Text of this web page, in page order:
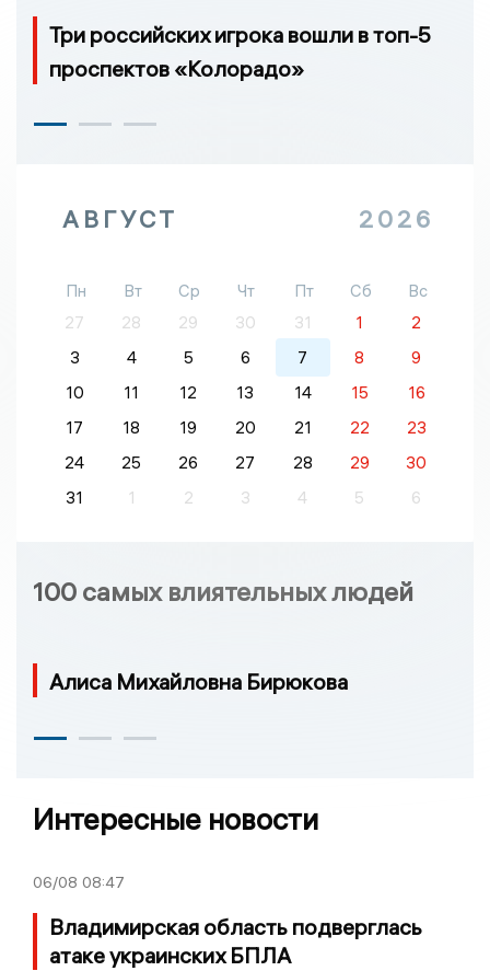
Три российских игрока вошли в топ-5
проспектов «Колорадо»
АВГУСТ 2026
Пн Вт Ср Чт Пт Сб
Вс
27
28 29 30 31 1
2
3
4 5 6 7 8
9
10
11 12 13 14 15
16
17
18 19 20 21 22
23
24
25 26 27 28 29
30
31
1 2 3 4 5 6
100 самых влиятельных людей
Алиса Михайловна Бирюкова
Интересные новости
06/08 08:47
Владимирская область подверглась
атаке украинских БПЛА